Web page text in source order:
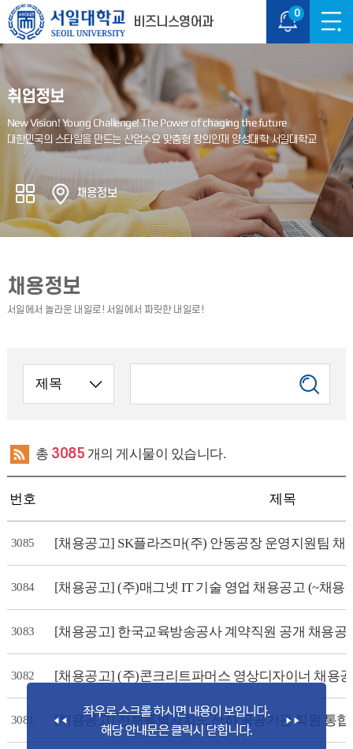
0
비즈니스영어과
취업정보
채용정보
채용정보
총 3085 개의 게시물이 있습니다.
번호 제목
3085 [채용공고] SK플라즈마(주) 안동공장 운영지원팀 채
3084 [채용공고] (주)매그넷 IT 기술 영업 채용공고 (~채용
3083 [채용공고] 한국교육방송공사 계약직원 공개 채용공
3082 [채용공고] (주)콘크리트파머스 영상디자이너 채용
3081 [채용공고] 전북특별자치도 산하 공공기관 직원 통합